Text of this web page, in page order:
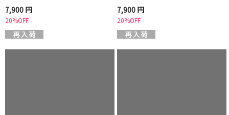
7,900 円
20%OFF
7,900 円
20%OFF